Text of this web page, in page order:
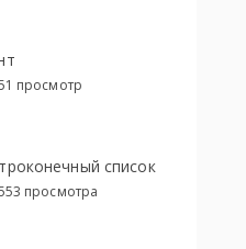
просмотр
список
просмотра